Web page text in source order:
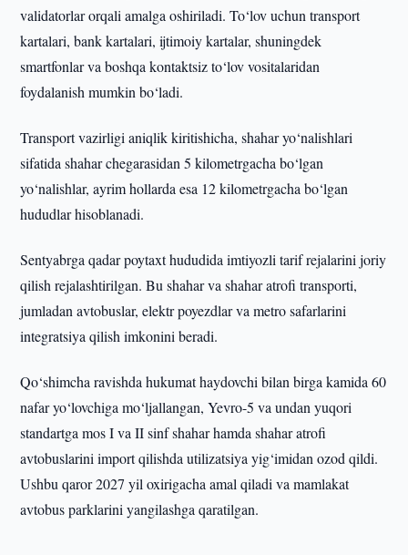
validatorlar orqali amalga oshiriladi. To‘lov uchun transport
kartalari, bank kartalari, ijtimoiy kartalar, shuningdek
smartfonlar va boshqa kontaktsiz to‘lov vositalaridan
foydalanish mumkin bo‘ladi.
Transport vazirligi aniqlik kiritishicha, shahar yo‘nalishlari
sifatida shahar chegarasidan 5 kilometrgacha bo‘lgan
yo‘nalishlar, ayrim hollarda esa 12 kilometrgacha bo‘lgan
hududlar hisoblanadi.
Sentyabrga qadar poytaxt hududida imtiyozli tarif rejalarini joriy
qilish rejalashtirilgan. Bu shahar va shahar atrofi transporti,
jumladan avtobuslar, elektr poyezdlar va metro safarlarini
integratsiya qilish imkonini beradi.
Qo‘shimcha ravishda hukumat haydovchi bilan birga kamida 60
nafar yo‘lovchiga mo‘ljallangan, Yevro-5 va undan yuqori
standartga mos I va II sinf shahar hamda shahar atrofi
avtobuslarini import qilishda utilizatsiya yig‘imidan ozod qildi.
Ushbu qaror 2027 yil oxirigacha amal qiladi va mamlakat
avtobus parklarini yangilashga qaratilgan.